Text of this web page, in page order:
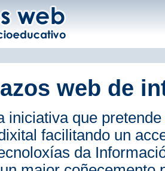
web de
iniciativa que
facilitando un
da